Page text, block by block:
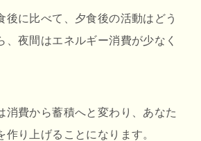
後に比べて、夕食後の活動はどう
、夜間はエネルギー消費が少なく
消費から蓄積へと変わり、あなた
作り上げることになります。